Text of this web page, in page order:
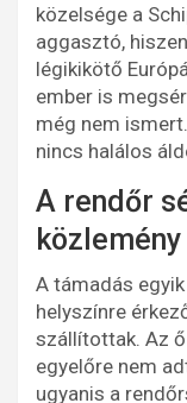
közelsége a
aggasztó,
légikikötő
ember is
még nem
nincs halálos
A rendőr
A támadás
helyszínre
szállítottak. Az
egyelőre nem
ugyanis a